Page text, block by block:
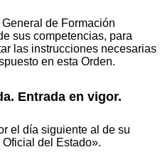
de Formación
sus competencias, para
las instrucciones necesarias
en esta Orden.
Entrada en vigor.
el día siguiente al de su
del Estado».